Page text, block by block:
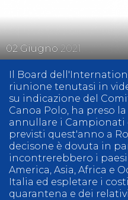
02Giugno2021
Il Board
riunione tenutasi in
su indicazione del
Canoa Polo, ha preso
annullare i Campionati
previsti quest'anno a
decisone è dovuta in
incontrerebbero i
America, Asia, Africa e
Italia ed espletare i
quarantena e dei